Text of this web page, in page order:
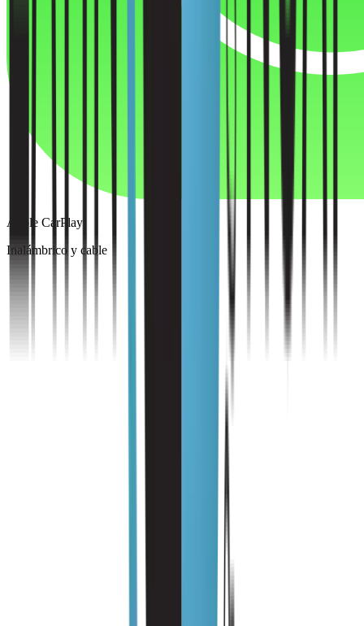
Apple CarPlay
Inalámbrico y cable